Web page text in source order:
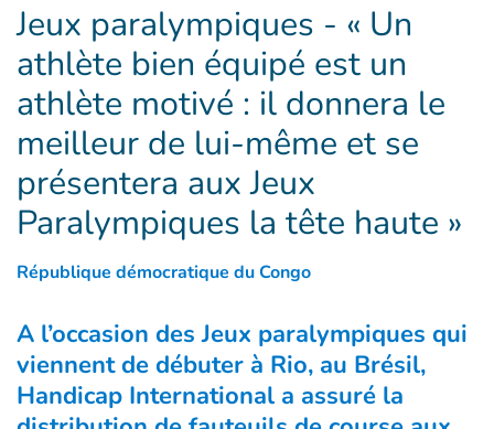
Jeux paralympiques - « Un
athlète bien équipé est un
athlète motivé : il donnera le
meilleur de lui-même et se
présentera aux Jeux
Paralympiques la tête haute »
République démocratique du Congo
A l’occasion des Jeux paralympiques qui
viennent de débuter à Rio, au Brésil,
Handicap International a assuré la